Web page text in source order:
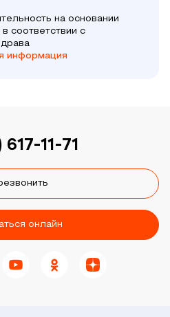
на основании
соответствии с
информация
11-71
онлайн